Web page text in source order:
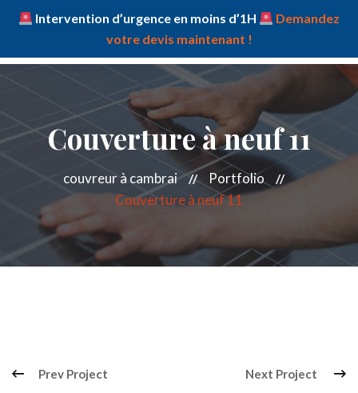
Intervention d’urgence en moins d’1H
Demandez
votre devis maintenant !
Couverture à neuf 11
couvreur à cambrai
Portfolio
Couverture à neuf 11
Prev Project Next Project